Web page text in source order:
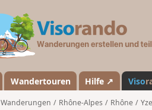
Wandertouren Hilfe ↗ Viso
Wanderungen Rhône-Alpes Rhône